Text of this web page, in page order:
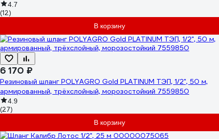
4.7
(12)
В корзину
6 170 ₽
Резиновый шланг POLYAGRO Gold PLATINUM ТЭП, 1/2", 50 м,
армированный, трёхслойный, морозостойкий 7559850
4.9
(27)
В корзину